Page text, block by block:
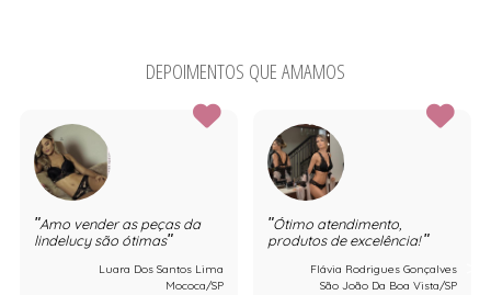
DEPOIMENTOS QUE AMAMOS
Amo vender as peças da
lindelucy são ótimas
Luara Dos Santos Lima
Mococa/SP
Ótimo atendimento,
produtos de excelência!
Flávia Rodrigues Gonçalves
São João Da Boa Vista/SP